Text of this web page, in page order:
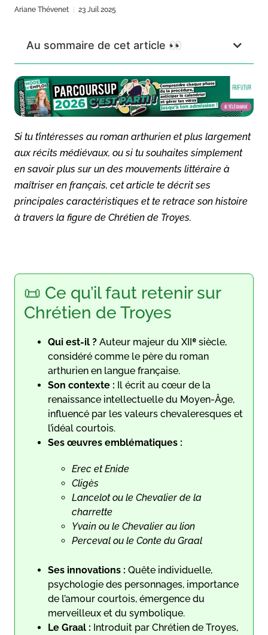
Ariane Thévenet 23 Juil 2025
Au sommaire de cet article 👀
Si tu t’intéresses au roman arthurien et plus largement
aux récits médiévaux, ou si tu souhaites simplement
en savoir plus sur un des mouvements littéraire à
maîtriser en français, cet article te décrit ses
principales caractéristiques et te retrace son histoire
à travers la figure de Chrétien de Troyes.
📜 Ce qu’il faut retenir sur
Chrétien de Troyes
Qui est-il ? Auteur majeur du XIIᵉ siècle,
considéré comme le père du roman
arthurien en langue française.
Son contexte : Il écrit au cœur de la
renaissance intellectuelle du Moyen-Âge,
influencé par les valeurs chevaleresques et
l’idéal courtois.
Ses œuvres emblématiques :
Erec et Enide
Cligès
Lancelot ou le Chevalier de la
charrette
Yvain ou le Chevalier au lion
Perceval ou le Conte du Graal
Ses innovations : Quête individuelle,
psychologie des personnages, importance
de l’amour courtois, émergence du
merveilleux et du symbolique.
Le Graal : Introduit par Chrétien de Troyes,